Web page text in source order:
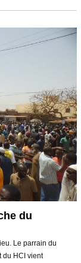
du
Le parrain du
du HCI vient